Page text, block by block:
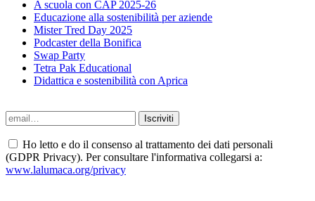
A scuola con CAP 2025-26
Educazione alla sostenibilità per aziende
Mister Tred Day 2025
Podcaster della Bonifica
Swap Party
Tetra Pak Educational
Didattica e sostenibilità con Aprica
Ho letto e do il consenso al trattamento dei dati personali
(GDPR Privacy). Per consultare l'informativa collegarsi a:
www.lalumaca.org/privacy